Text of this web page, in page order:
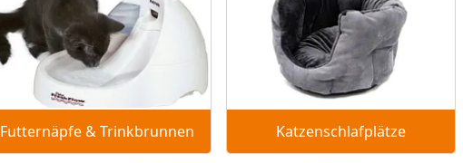
Futternäpfe & Trinkbrunnen Katzenschlafplätze